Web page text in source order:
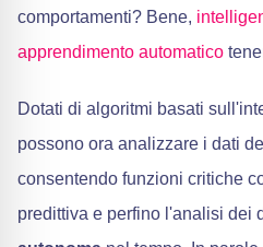
comportamenti? Bene,
apprendimento automatico
Dotati di algoritmi basati
possono ora analizzare i dati
consentendo funzioni critiche
predittiva e perfino l'analisi dei